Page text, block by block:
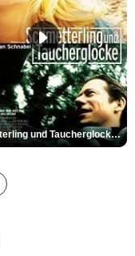
Schmetterling und Taucherglocke Trailer DF